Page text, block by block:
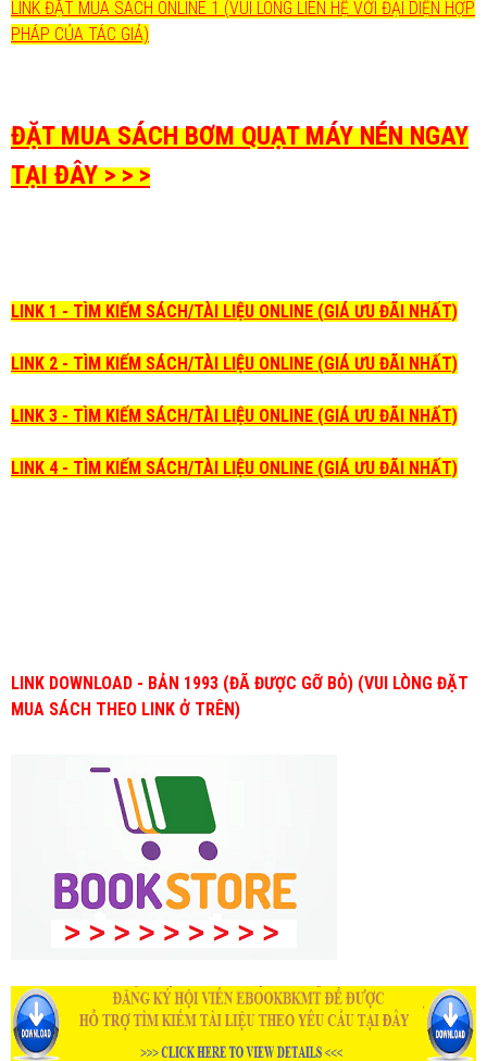
LINK ĐẶT MUA SÁCH ONLINE 1 (VUI LÒNG LIÊN HỆ VỚI ĐẠI DIỆN HỢP
PHÁP CỦA TÁC GIẢ)
ĐẶT MUA SÁCH BƠM QUẠT MÁY NÉN NGAY
TẠI ĐÂY > > >
LINK 1 - TÌM KIẾM SÁCH/TÀI LIỆU ONLINE (GIÁ ƯU ĐÃI NHẤT)
LINK 2 - TÌM KIẾM SÁCH/TÀI LIỆU ONLINE (GIÁ ƯU ĐÃI NHẤT)
LINK 3 - TÌM KIẾM SÁCH/TÀI LIỆU ONLINE (GIÁ ƯU ĐÃI NHẤT)
LINK 4 - TÌM KIẾM SÁCH/TÀI LIỆU ONLINE (GIÁ ƯU ĐÃI NHẤT)
LINK DOWNLOAD - BẢN 1993 (ĐÃ ĐƯỢC GỠ BỎ) (VUI LÒNG ĐẶT
MUA SÁCH THEO LINK Ở TRÊN)